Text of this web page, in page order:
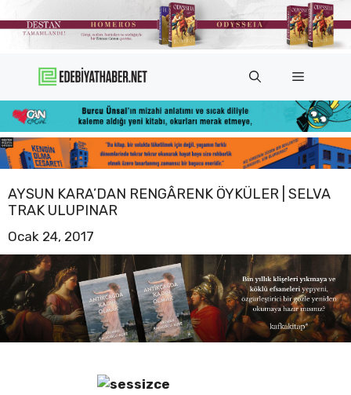
atla
Menü
AYSUN KARA’DAN RENGÂRENK ÖYKÜLER | SELVA
TRAK ULUPINAR
Ocak 24, 2017